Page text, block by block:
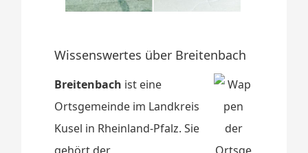
Wissenswertes über Breitenbach
Breitenbach ist eine
Ortsgemeinde im Landkreis
Kusel in Rheinland-Pfalz. Sie
gehört der